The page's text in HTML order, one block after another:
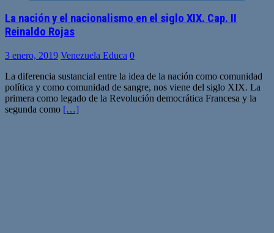
La nación y el nacionalismo en el siglo XIX. Cap. II
Reinaldo Rojas
3 enero, 2019 Venezuela Educa 0
La diferencia sustancial entre la idea de la nación como comunidad
política y como comunidad de sangre, nos viene del siglo XIX. La
primera como legado de la Revolución democrática Francesa y la
segunda como […]